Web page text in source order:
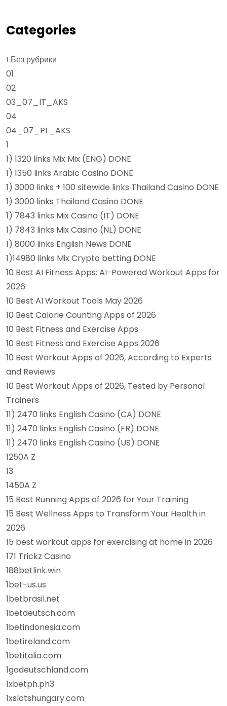
Categories
! Без рубрики
01
02
03_07_IT_AKS
04
04_07_PL_AKS
1
1) 1320 links Mix Mix (ENG) DONE
1) 1350 links Arabic Casino DONE
1) 3000 links + 100 sitewide links Thailand Casino DONE
1) 3000 links Thailand Casino DONE
1) 7843 links Mix Casino (IT) DONE
1) 7843 links Mix Casino (NL) DONE
1) 8000 links English News DONE
1)14980 links Mix Crypto betting DONE
10 Best AI Fitness Apps: AI-Powered Workout Apps for
2026
10 Best AI Workout Tools May 2026
10 Best Calorie Counting Apps of 2026
10 Best Fitness and Exercise Apps
10 Best Fitness and Exercise Apps 2026
10 Best Workout Apps of 2026, According to Experts
and Reviews
10 Best Workout Apps of 2026, Tested by Personal
Trainers
11) 2470 links English Casino (CA) DONE
11) 2470 links English Casino (FR) DONE
11) 2470 links English Casino (US) DONE
1250A Z
13
1450A Z
15 Best Running Apps of 2026 for Your Training
15 Best Wellness Apps to Transform Your Health in
2026
15 best workout apps for exercising at home in 2026
171 Trickz Casino
188betlink.win
1bet-us.us
1betbrasil.net
1betdeutsch.com
1betindonesia.com
1betireland.com
1betitalia.com
1godeutschland.com
1xbetph.ph3
1xslotshungary.com